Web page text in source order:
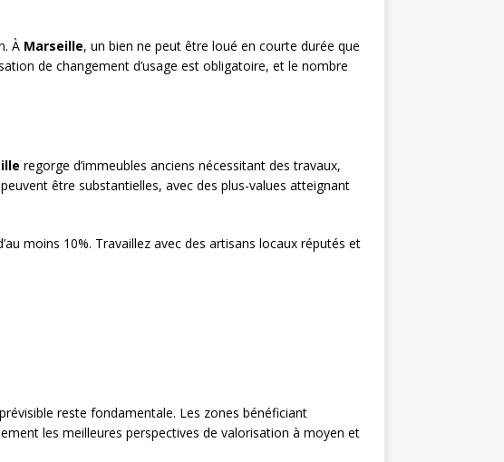
À Marseille, un bien ne peut être loué en courte durée que
de changement d’usage est obligatoire, et le nombre
regorge d’immeubles anciens nécessitant des travaux,
être substantielles, avec des plus-values atteignant
moins 10%. Travaillez avec des artisans locaux réputés et
reste fondamentale. Les zones bénéficiant
les meilleures perspectives de valorisation à moyen et